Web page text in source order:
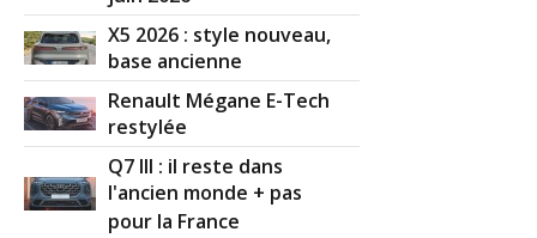
X5 2026 : style nouveau,
base ancienne
Renault Mégane E-Tech
restylée
Q7 III : il reste dans
l'ancien monde + pas
pour la France